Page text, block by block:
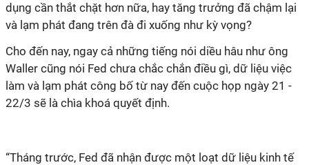
dụng cần thắt chặt hơn nữa, hay tăng trưởng đã chậm lại
và lạm phát đang trên đà đi xuống như kỳ vọng?
Cho đến nay, ngay cả những tiếng nói diều hâu như ông
Waller cũng nói Fed chưa chắc chắn điều gì, dữ liệu việc
làm và lạm phát công bố từ nay đến cuộc họp ngày 21 -
22/3 sẽ là chìa khoá quyết định.
“Tháng trước, Fed đã nhận được một loạt dữ liệu kinh tế